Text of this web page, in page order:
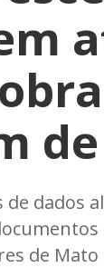
de dados
de Mato